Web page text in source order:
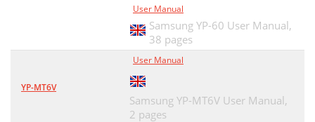
User Manual
Samsung YP-60 User Manual,
38 pages
YP-MT6V
User Manual
Samsung YP-MT6V User Manual,
2 pages